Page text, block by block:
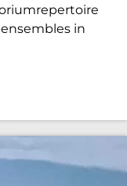
in